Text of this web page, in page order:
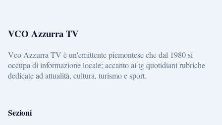
VCO Azzurra TV
Vco Azzurra TV è un'emittente piemontese che dal 1980 si
occupa di informazione locale; accanto ai tg quotidiani rubriche
dedicate ad attualità, cultura, turismo e sport.
Sezioni